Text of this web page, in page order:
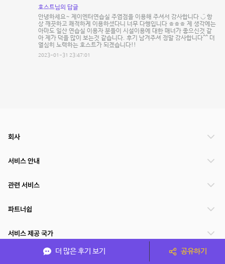
호스트님의 답글
안녕하세요~ 제이엔터연습실 주엽점을 이용해 주셔서 감사합니다 ◡̈ 항
상 깨끗하고 쾌적하게 이용하셨다니 너무 다행입니다 ㅎㅎㅎ 제 생각에는
아마도 일산 연습실 이용자 분들이 시설이용에 대한 매너가 좋으신것 같
아 제가 덕을 많이 보는것 같습니다. 후기 남겨주셔 정말 감사합니다^^ 더
열심히 노력하는 호스트가 되겠습니다!!
2023-01-31 23:47:01
더 많은 후기 보기 공유하기
회사
서비스 안내
관련 서비스
파트너쉽
서비스 제공 국가